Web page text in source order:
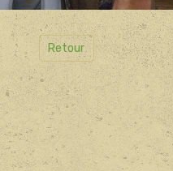
Retour